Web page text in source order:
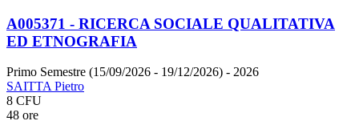
A005371 - RICERCA SOCIALE QUALITATIVA
ED ETNOGRAFIA
Primo Semestre (15/09/2026 - 19/12/2026) - 2026
SAITTA Pietro
8 CFU
48 ore